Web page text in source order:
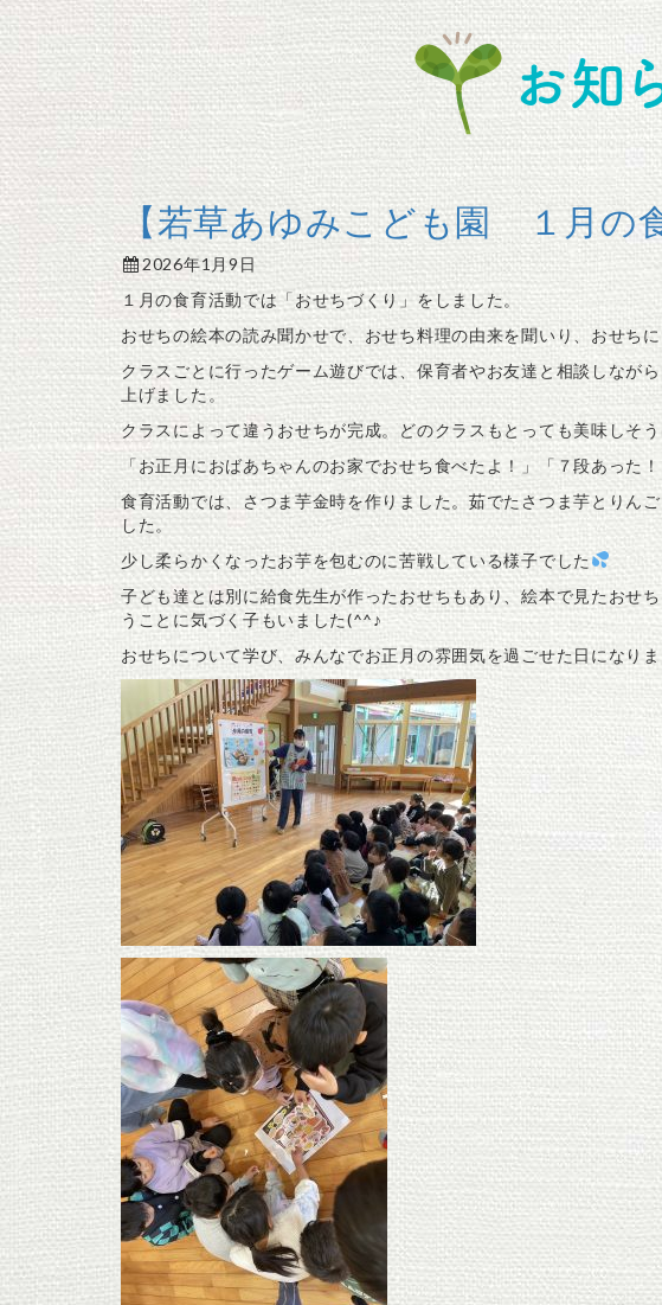
お知
【若草あゆみこども園 １月の
2026年1月9日
１月の食育活動では「おせちづくり」をしました。
おせちの絵本の読み聞かせで、おせち料理の由来を聞いり、おせち
クラスごとに行ったゲーム遊びでは、保育者やお友達と相談しなが
上げました。
クラスによって違うおせちが完成。どのクラスもとっても美味しそ
「お正月におばあちゃんのお家でおせち食べたよ！」「７段あった
食育活動では、さつま芋金時を作りました。茹でたさつま芋とりん
した。
少し柔らかくなったお芋を包むのに苦戦している様子でした
子ども達とは別に給食先生が作ったおせちもあり、絵本で見たおせ
うことに気づく子もいました(^^♪
おせちについて学び、みんなでお正月の雰囲気を過ごせた日になり